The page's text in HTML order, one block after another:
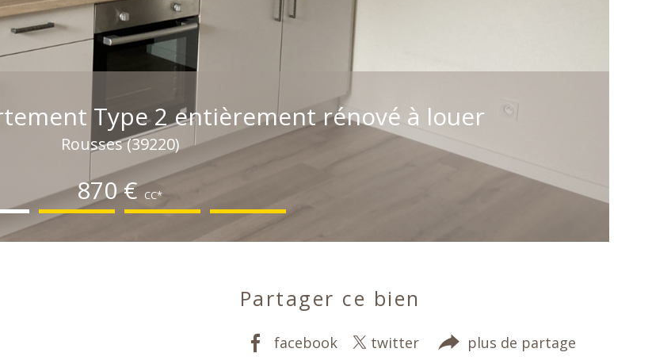
Type 2 entièrement rénové à louer
Rousses (39220)
870 € CC*
Partager ce bien
facebook twitter plus de partage